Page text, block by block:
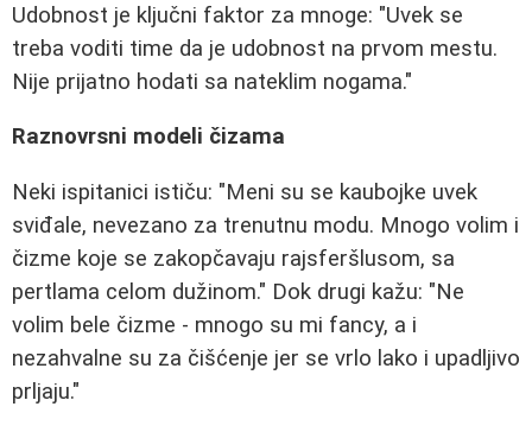
Udobnost je ključni faktor za mnoge: "Uvek se
treba voditi time da je udobnost na prvom mestu.
Nije prijatno hodati sa nateklim nogama."
Raznovrsni modeli čizama
Neki ispitanici ističu: "Meni su se kaubojke uvek
sviđale, nevezano za trenutnu modu. Mnogo volim i
čizme koje se zakopčavaju rajsferšlusom, sa
pertlama celom dužinom." Dok drugi kažu: "Ne
volim bele čizme - mnogo su mi fancy, a i
nezahvalne su za čišćenje jer se vrlo lako i upadljivo
prljaju."